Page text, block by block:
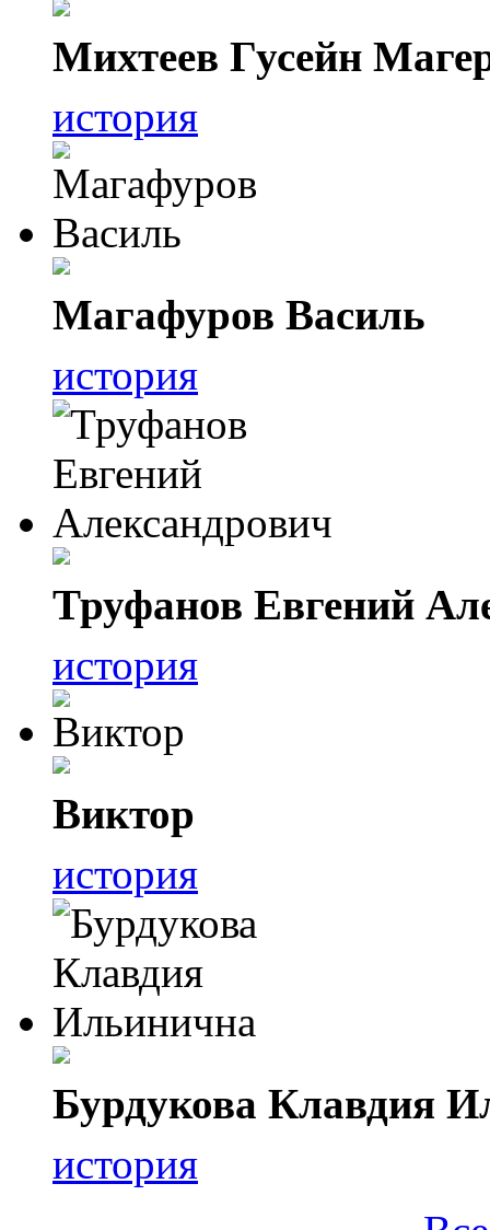
Михтеев Гусейн
история
Магафуров Василь
история
Труфанов Евгений
история
Виктор
история
Бурдукова Клавдия
история